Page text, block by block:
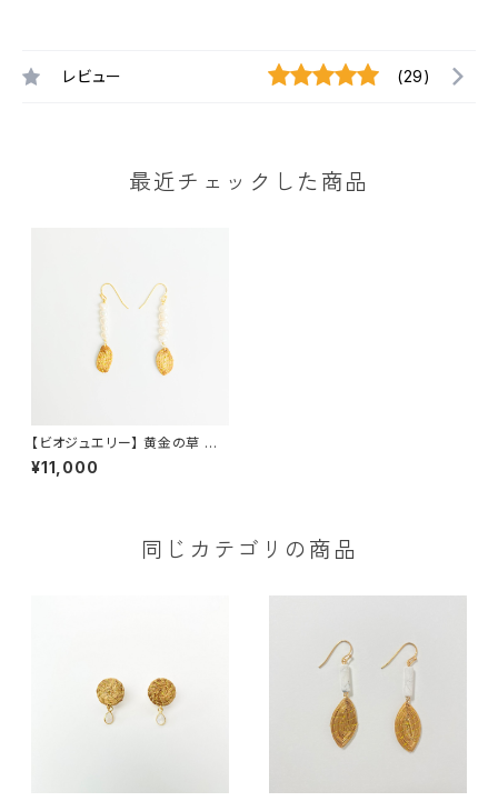
レビュー (29)
最近チェックした商品
【ビオジュエリー】 黄金の草 カッ
ピンドウラード ピアス&イヤリ
ング ミニリーフ淡水パール５連
¥11,000
同じカテゴリの商品